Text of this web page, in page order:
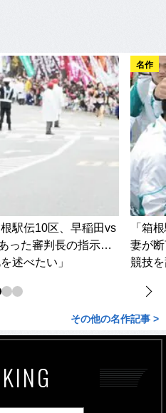
駅伝10区、早稲田vs
った審判長の指示…
述べたい」
名作
「箱
妻が
競技
その他の名作記事 >